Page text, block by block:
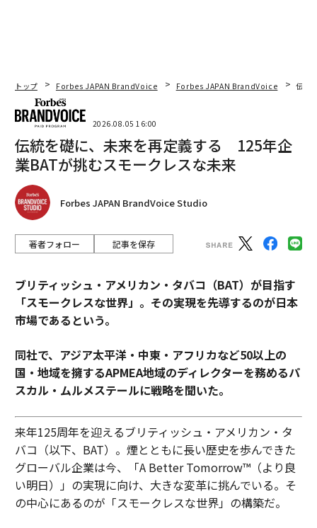
トップ Forbes JAPAN BrandVoice Forbes JAPAN BrandVoice 伝統
2026.08.05 16:00
伝統を礎に、未来を再定義する 125年企
業BATが挑むスモークレスな未来
Forbes JAPAN BrandVoice Studio
著者フォロー 記事を保存
ブリティッシュ・アメリカン・タバコ（BAT）が目指す
「スモークレスな世界」。その実現を先導するのが日本
市場であるという。
同社で、アジア太平洋・中東・アフリカなど50以上の
国・地域を擁するAPMEA地域のディレクターを務めるパ
スカル・ムルメステールに戦略を聞いた。
来年125周年を迎えるブリティッシュ・アメリカン・タ
バコ（以下、BAT）。煙とともに長い歴史を歩んできた
グローバル企業は今、「A Better Tomorrow™（より良
い明日）」の実現に向け、大きな変革に挑んでいる。そ
の中心にあるのが「スモークレスな世界」の構築だ。